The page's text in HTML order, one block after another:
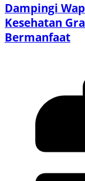
Dampingi
Kesehatan
Bermanfaat